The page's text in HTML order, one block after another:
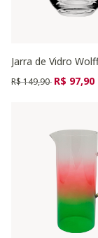
Jarra de Vidro
Preço reduzido de
R$ 149,90 para
R$ 97,90